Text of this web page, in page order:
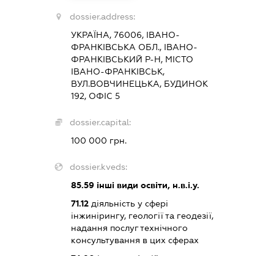
dossier.address:
УКРАЇНА, 76006, ІВАНО-
ФРАНКІВСЬКА ОБЛ., ІВАНО-
ФРАНКІВСЬКИЙ Р-Н, МІСТО
ІВАНО-ФРАНКІВСЬК,
ВУЛ.ВОВЧИНЕЦЬКА, БУДИНОК
192, ОФІС 5
dossier.capital:
100 000 грн.
dossier.kveds:
85.59інші види освіти, н.в.і.у.
71.12діяльність у сфері
інжинірингу, геології та геодезії,
надання послуг технічного
консультування в цих сферах